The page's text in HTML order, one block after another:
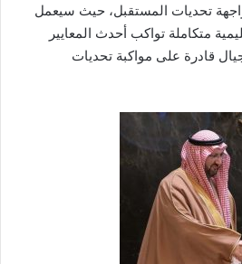
تحديات المستقبل، حيث سيعمل
متكاملة تواكب أحدث المعايير
قادرة على مواكبة تحديات